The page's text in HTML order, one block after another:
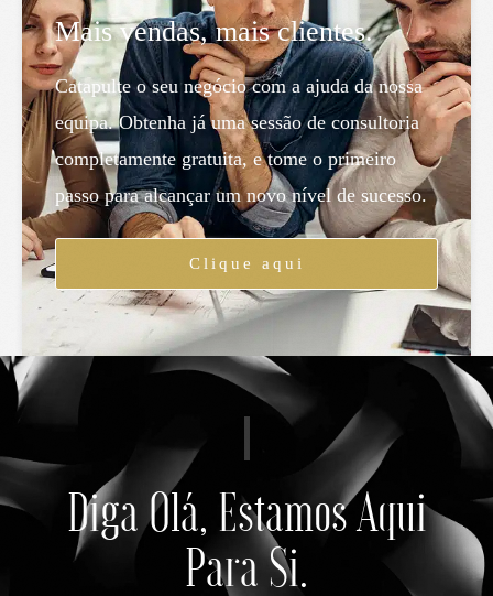
Mais vendas, mais clientes.
Catapulte o seu negócio com a ajuda da nossa
equipa. Obtenha já uma sessão de consultoria
completamente gratuita, e tome o primeiro
passo para alcançar um novo nível de sucesso.
Clique aqui
Diga Olá, Estamos Aqui
Para Si.